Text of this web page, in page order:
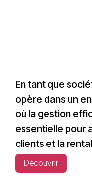
En tant que
opère dans un
où la gestion
essentielle pour
clients et la
Découvrir